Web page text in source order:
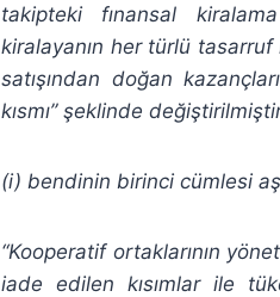
takipteki fınansal kiralama
kiralayanın her türlü tasarruf
satışından doğan
kısmı” şeklinde
(i) bendinin birinci cümlesi
“Kooperatif ortaklarının
iade edilen kısımlar ile